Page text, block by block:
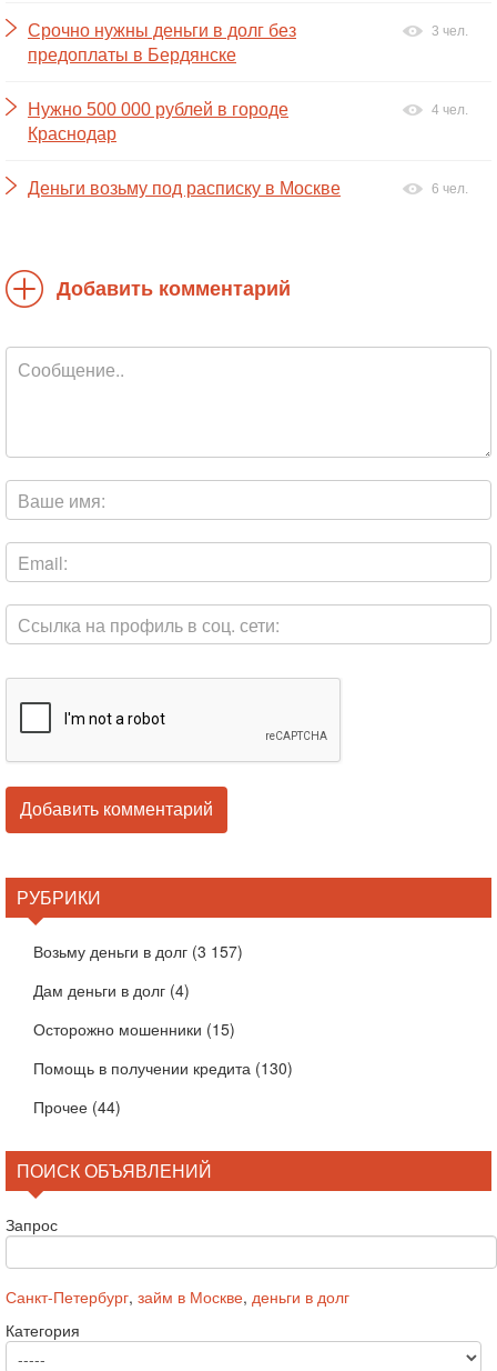
Срочно нужны деньги в долг без
предоплаты в Бердянске
3 чел.
Нужно 500 000 рублей в городе
Краснодар
4 чел.
Деньги возьму под расписку в Москве 6 чел.
Добавить комментарий
РУБРИКИ
Возьму деньги в долг (3 157)
Дам деньги в долг (4)
Осторожно мошенники (15)
Помощь в получении кредита (130)
Прочее (44)
ПОИСК ОБЪЯВЛЕНИЙ
Запрос
Санкт-Петербург, займ в Москве, деньги в долг
Категория